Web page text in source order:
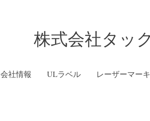
株式会社タッ
会社情報 ULラベル レーザーマー